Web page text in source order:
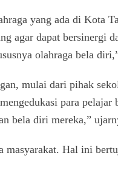
yang ada di Kota
agar dapat bersinergi
olahraga bela
mulai dari pihak
para pelajar
bela diri mereka,”
masyarakat. Hal ini